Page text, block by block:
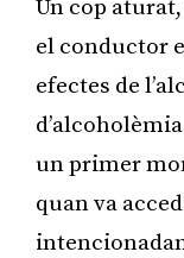
Un cop
el conductor
efectes de
un primer
quan va